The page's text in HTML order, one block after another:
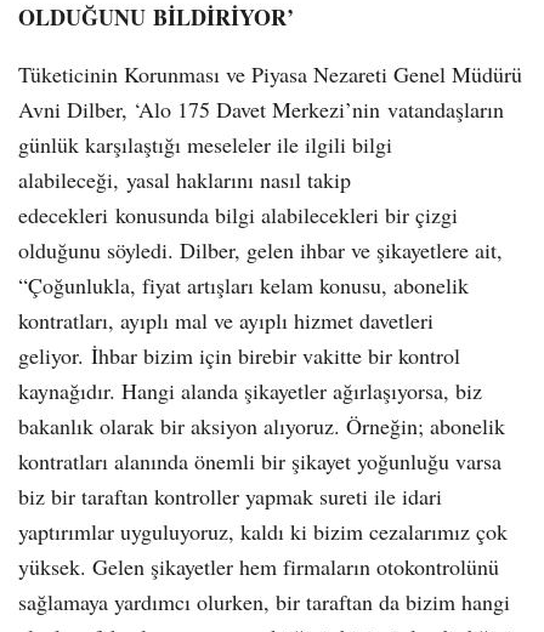
OLDUĞUNU BİLDİRİYOR’
Tüketicinin Korunması ve Piyasa Nezareti Genel Müdürü
Avni Dilber, ‘Alo 175 Davet Merkezi’nin vatandaşların
günlük karşılaştığı meseleler ile ilgili bilgi
alabileceği, yasal haklarını nasıl takip
edecekleri konusunda bilgi alabilecekleri bir çizgi
olduğunu söyledi. Dilber, gelen ihbar ve şikayetlere ait,
“Çoğunlukla, fiyat artışları kelam konusu, abonelik
kontratları, ayıplı mal ve ayıplı hizmet davetleri
geliyor. İhbar bizim için birebir vakitte bir kontrol
kaynağıdır. Hangi alanda şikayetler ağırlaşıyorsa, biz
bakanlık olarak bir aksiyon alıyoruz. Örneğin; abonelik
kontratları alanında önemli bir şikayet yoğunluğu varsa
biz bir taraftan kontroller yapmak sureti ile idari
yaptırımlar uyguluyoruz, kaldı ki bizim cezalarımız çok
yüksek. Gelen şikayetler hem firmaların otokontrolünü
sağlamaya yardımcı olurken, bir taraftan da bizim hangi